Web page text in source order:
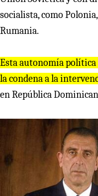
socialista, como
Rumania.
Esta autonomía política
la condena a la inter
en República